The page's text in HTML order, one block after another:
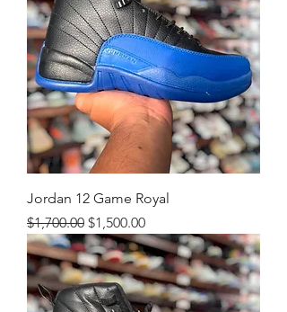
Jordan 12 Game Royal
Precio
$1,700.00 Precio de oferta
$1,500.00